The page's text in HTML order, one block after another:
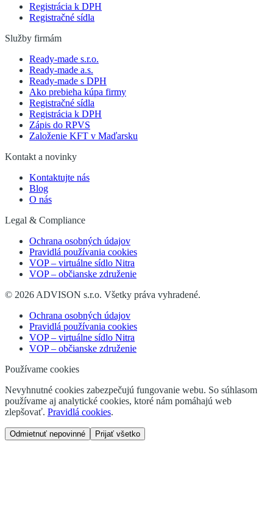
Registrácia k DPH
Registračné sídla
Služby firmám
Ready-made s.r.o.
Ready-made a.s.
Ready-made s DPH
Ako prebieha kúpa firmy
Registračné sídla
Registrácia k DPH
Zápis do RPVS
Založenie KFT v Maďarsku
Kontakt a novinky
Kontaktujte nás
Blog
O nás
Legal & Compliance
Ochrana osobných údajov
Pravidlá používania cookies
VOP – virtuálne sídlo Nitra
VOP – občianske združenie
© 2026 ADVISON s.r.o. Všetky práva vyhradené.
Ochrana osobných údajov
Pravidlá používania cookies
VOP – virtuálne sídlo Nitra
VOP – občianske združenie
Používame cookies
Nevyhnutné cookies zabezpečujú fungovanie webu. So súhlasom
používame aj analytické cookies, ktoré nám pomáhajú web
zlepšovať. Pravidlá cookies.
Odmietnuť nepovinné Prijať všetko